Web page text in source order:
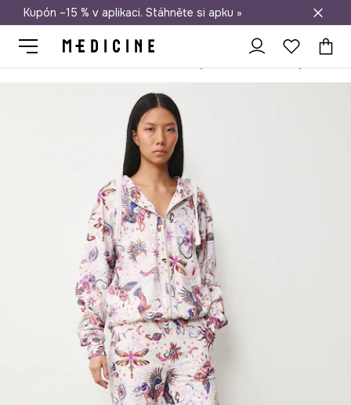
Doprava zdarma při nákupu nad 1 200 Kč
Kupón –15 % v aplikaci. Stáhněte si apku »